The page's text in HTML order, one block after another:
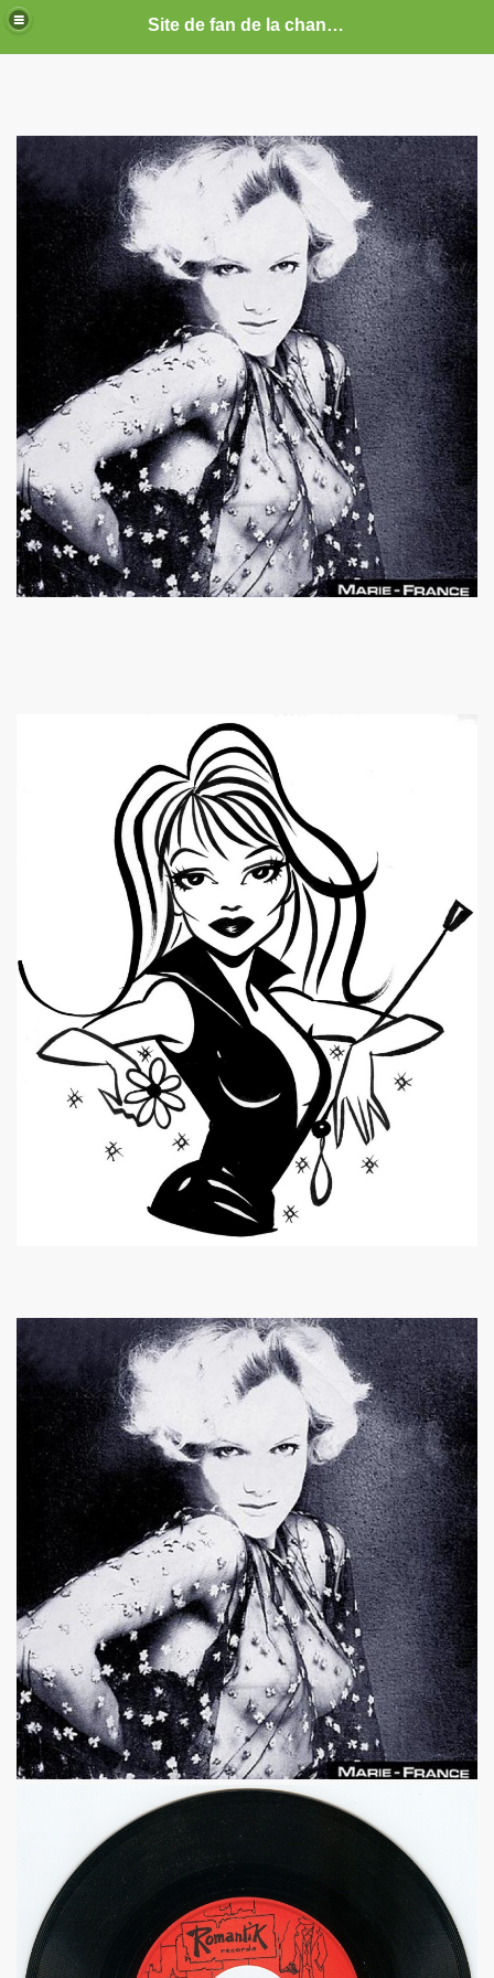
Site de fan de la chanteuse Marie France
2019 a decembre 2026.
2017 a decembre 2019.
2016 a decembre 2016.
2015 a juin 2016.
2015 a decembre 2015.
a juin 2015.
2014 a decembre 2014.
2014 a juin 2014.
2013 a decembre 2013.
2012 a juin 2013.
2010 a decembre 2010.
2010 a juin 2010.
2009 a decembre 2009.
2008 a decembre 2008.
(a partir d'octobre 2021).
1977 a 1983.
(et courrier des lecteurs de "JUKE
MARIE FRANCE parus entre 2006 et 2012.
: concerts, spectacles, expositions, cabaret, etc.
"AJASPHERE" le 28 octobre 2025 au Petit Bain (75013
"OK KO" le 16 octobre 2025 au Zenith (Paris) : chronique
UNKNOWN" le 27 septembre 2025 a Gouvieux (60) :
"AJASPHERE" le 30 août 2025 en la chapelle Reille
"I DIG THAT BOP" le 28 juin 2025 a Louvres (95) :
le 24 juin 2025, terre plein central du boulevard
ALMOSNINO a la guitare) le 21 juin 2025 devant le bar
"AJASPHERE" dans la nuit du 20 au 21 juin 2025 en l
a DANIEL DARC le 19 juin 2025, rue Charles
le 10 juin 2025 au Cafe de la Danse
UNKNOWN" (2024, corealise par Les Spunyboys et
(2025) d'YZOULA : chronique detaillee.
"AJASPHERE" le 15 mai 2025 au Badaboum (Paris) :